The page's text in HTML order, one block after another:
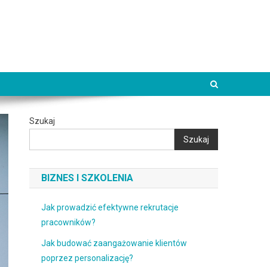
Szukaj
Szukaj
BIZNES I SZKOLENIA
Jak prowadzić efektywne rekrutacje
pracowników?
Jak budować zaangażowanie klientów
poprzez personalizację?